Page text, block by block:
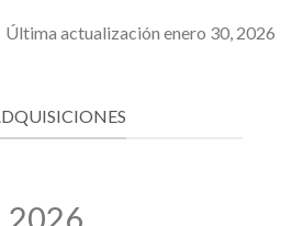
Última actualización enero 30, 2026